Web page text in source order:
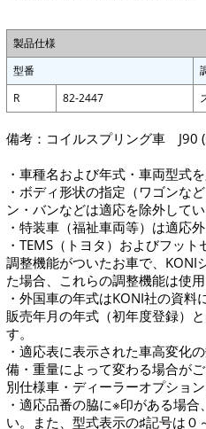
製品仕様
型番
R
82-2447
備考：コイルスプリング車 J90
・車種名および年式・車両型式
・ボディ形状の指定（ワゴンな
ン・バンなどは適応を除外してい
・特装車（福祉車両等）は適応
・TEMS（トヨタ）およびフッ
調整機能がついたお車で、KONI
た場合、これらの調整機能は使用
・外国車の年式はKONI社の資
販売年月の年式（初年度登録）
す。
・適応表に表示された車高変化
備・重量によって変わる場合が
別仕様車・ディーラーオプション
・適応品番の脇に※印がある場
い。また、型式表示の♯記号は０